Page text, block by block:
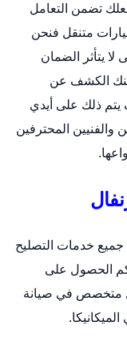
تضمن التعامل
متنقل فنحن
يتأثر الضمان
الكشف عن
ذلك على أيدي
والفنيين المحترفين
جميع خدمات التصليح
الحصول على
متخصص في صيانة